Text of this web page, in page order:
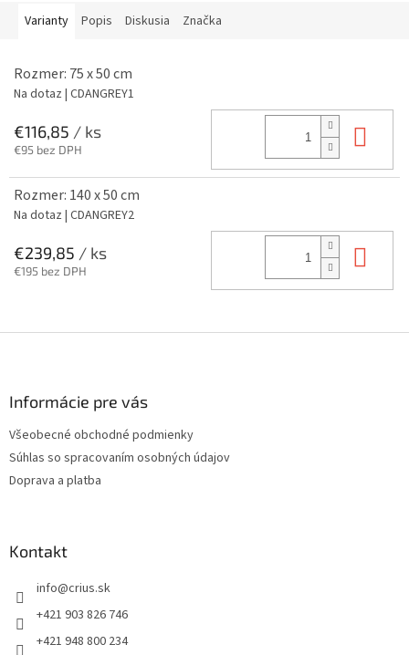
Varianty Popis Diskusia Značka
Rozmer: 75 x 50 cm
Na dotaz | CDANGREY1
€116,85 / ks
€95 bez DPH
Rozmer: 140 x 50 cm
Na dotaz | CDANGREY2
€239,85 / ks
€195 bez DPH
Informácie pre vás
Všeobecné obchodné podmienky
Súhlas so spracovaním osobných údajov
Doprava a platba
Kontakt
info@crius.sk
+421 903 826 746
+421 948 800 234